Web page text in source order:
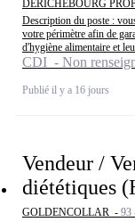
DERICHEBOURG
Description du poste :
votre périmètre afin de
d'hygiène alimentaire et
CDI - Non
Publié il y a 16 jours
Vendeur /
diététiques
GOLDENCOLLAR - 93